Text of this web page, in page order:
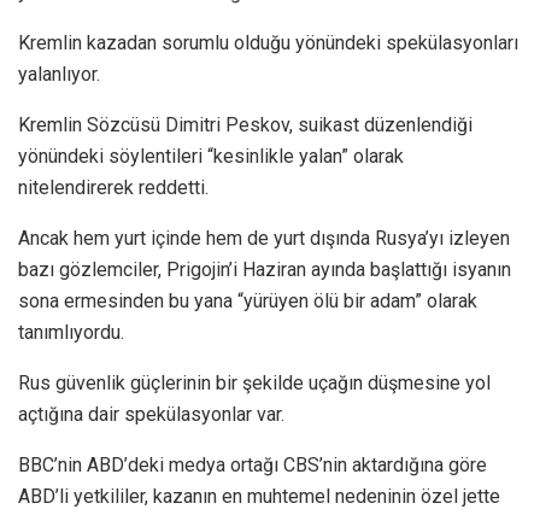
Kremlin kazadan sorumlu olduğu yönündeki spekülasyonları
yalanlıyor.
Kremlin Sözcüsü Dimitri Peskov, suikast düzenlendiği
yönündeki söylentileri “kesinlikle yalan” olarak
nitelendirerek reddetti.
Ancak hem yurt içinde hem de yurt dışında Rusya’yı izleyen
bazı gözlemciler, Prigojin’i Haziran ayında başlattığı isyanın
sona ermesinden bu yana “yürüyen ölü bir adam” olarak
tanımlıyordu.
Rus güvenlik güçlerinin bir şekilde uçağın düşmesine yol
açtığına dair spekülasyonlar var.
BBC’nin ABD’deki medya ortağı CBS’nin aktardığına göre
ABD’li yetkililer, kazanın en muhtemel nedeninin özel jette